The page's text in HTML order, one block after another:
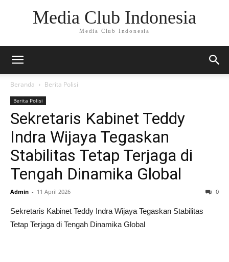
Media Club Indonesia
Media Club Indonesia
Beranda Berita Polisi
Berita Polisi
Sekretaris Kabinet Teddy
Indra Wijaya Tegaskan
Stabilitas Tetap Terjaga di
Tengah Dinamika Global
Admin - 11 April 2026 0
Sekretaris Kabinet Teddy Indra Wijaya Tegaskan Stabilitas
Tetap Terjaga di Tengah Dinamika Global